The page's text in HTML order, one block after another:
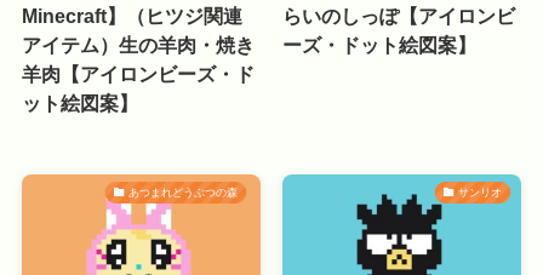
Minecraft】（ヒツジ関連
アイテム）生の羊肉・焼き
羊肉【アイロンビーズ・ド
ット絵図案】
らいのしっぽ【アイロンビ
ーズ・ドット絵図案】
あつまれどうぶつの森 サンリオ